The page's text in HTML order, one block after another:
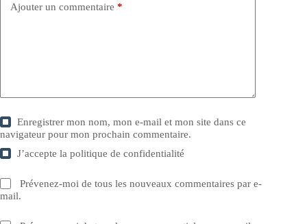
Ajouter un commentaire *
Enregistrer mon nom, mon e-mail et mon site dans ce
navigateur pour mon prochain commentaire.
J’accepte lapolitique de confidentialité
Prévenez-moi de tous les nouveaux commentaires par e-
mail.